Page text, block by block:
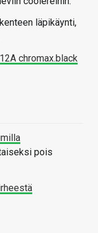
läpikäynti,
chromax.black
pois